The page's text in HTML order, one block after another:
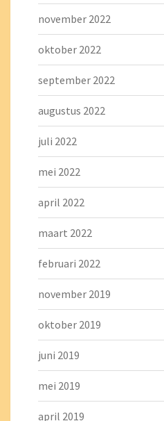
november 2022
oktober 2022
september 2022
augustus 2022
juli 2022
mei 2022
april 2022
maart 2022
februari 2022
november 2019
oktober 2019
juni 2019
mei 2019
april 2019